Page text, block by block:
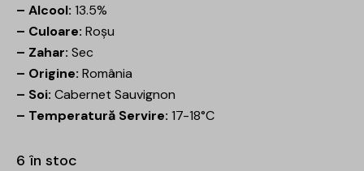
– Alcool: 13.5%
– Culoare: Roșu
– Zahar: Sec
– Origine: România
– Soi: Cabernet Sauvignon
– Temperatură Servire: 17-18°C
6 în stoc